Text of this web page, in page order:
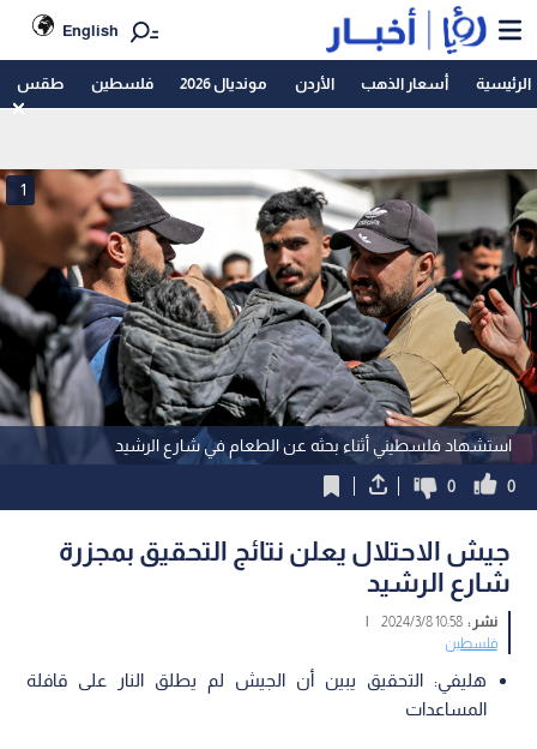
English
الرئيسية أسعار الذهب الأردن مونديال 2026 فلسطين طقس
استشهاد فلسطيني أثناء بحثه عن الطعام في شارع الرشيد
1
0
0
جيش الاحتلال يعلن نتائج التحقيق بمجزرة
شارع الرشيد
نشر :10:58 2024/3/8
|
فلسطين
هليفي: التحقيق يبين أن الجيش لم يطلق النار على قافلة
المساعدات